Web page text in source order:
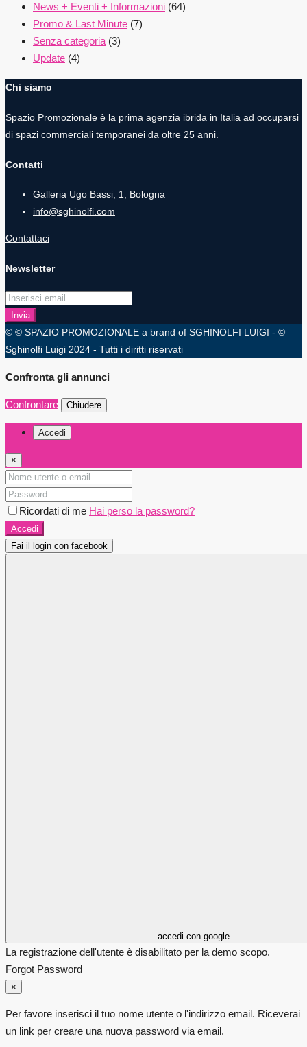
News + Eventi + Informazioni (64)
Promo & Last Minute (7)
Senza categoria (3)
Update (4)
Chi siamo
Spazio Promozionale è la prima agenzia ibrida in Italia ad occuparsi
di spazi commerciali temporanei da oltre 25 anni.
Contatti
Galleria Ugo Bassi, 1, Bologna
info@sghinolfi.com
Contattaci
Newsletter
Invia
© © SPAZIO PROMOZIONALE a brand of SGHINOLFI LUIGI - ©
Sghinolfi Luigi 2024 - Tutti i diritti riservati
Confronta gli annunci
Confrontare Chiudere
Accedi
×
Ricordati di me Hai perso la password?
Accedi
Fai il login con facebook
accedi con google
La registrazione dell'utente è disabilitato per la demo scopo.
Forgot Password
×
Per favore inserisci il tuo nome utente o l'indirizzo email. Riceverai
un link per creare una nuova password via email.